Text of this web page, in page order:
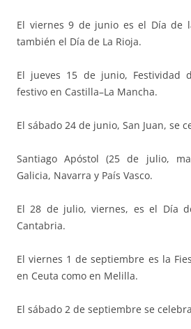
El viernes 9 de junio es el Día de
también el Día de La Rioja.
El jueves 15 de junio, Festividad
festivo en Castilla–La Mancha.
El sábado 24 de junio, San Juan, se
Santiago Apóstol (25 de julio,
Galicia, Navarra y País Vasco.
El 28 de julio, viernes, es el Día
Cantabria.
El viernes 1 de septiembre es la
en Ceuta como en Melilla.
El sábado 2 de septiembre se